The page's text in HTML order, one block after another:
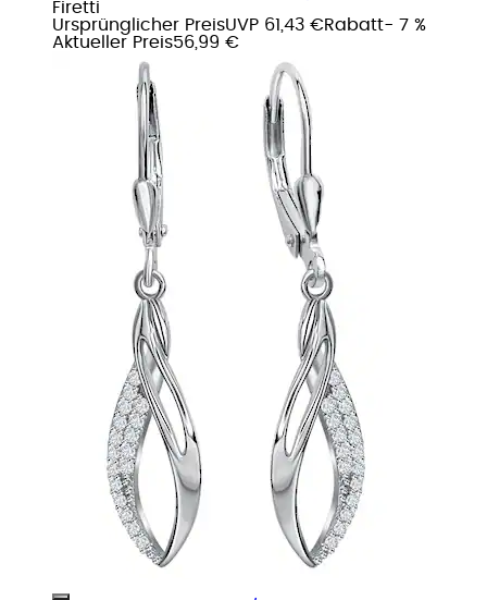
Firetti
Ursprünglicher PreisUVP 61,43 €Rabatt- 7 %
Aktueller Preis56,99 €